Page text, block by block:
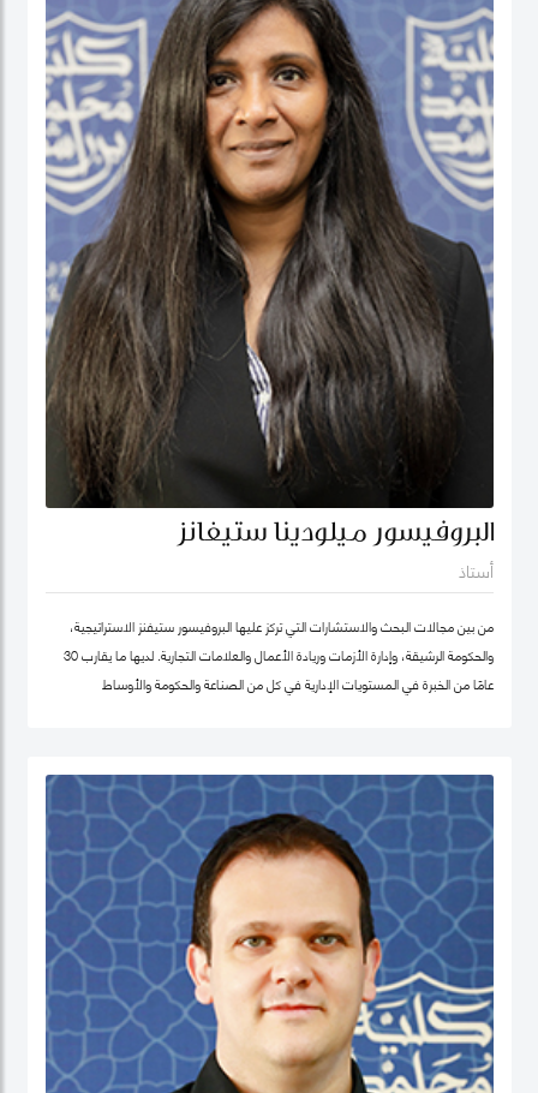
البروفيسور ميلودينا ستيفانز
أستاذ
من بين مجالات البحث والاستشارات التي تركز عليها البروفيسور ستيفنز الاستراتيجية،
والحكومة الرشيقة، وإدارة الأزمات وريادة الأعمال والعلامات التجارية. لديها ما يقارب 30
عامًا من الخبرة في المستويات الإدارية في كل من الصناعة والحكومة والأوساط
أمضت قبل ذلك أكثر من عقد في جامعة ولونغونغ في دبي (الإمارات العربية المتحدة) ،
وهي واحدة من أوائل الجامعات الخاصة في الإمارات العربية المتحدة ، حيث تولت منصب
نائب العميد ومدير برنامج الماجستير في إدارة الأعمال. شاركت بنشاط في لجان الاعتماد
ولجان الاعتماد في كل من الإمارات العربية المتحدة وألمانيا، بالإضافة إلى مهامها في
التواصل مع المؤسسات. عاشت في الولايات المتحدة الأمريكية والهند وتايوان وألمانيا.
البروفيسور ستيفنز عضو في العديد من المجالس الاستشارية، وهي جزء من مجموعتي
عمل حول أخلاقيات الذكاء الاصطناعي في IEEE SA